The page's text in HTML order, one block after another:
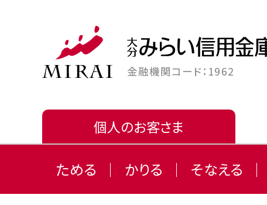
金融機関コード：1962
個人のお客さま
ためる かりる そなえる